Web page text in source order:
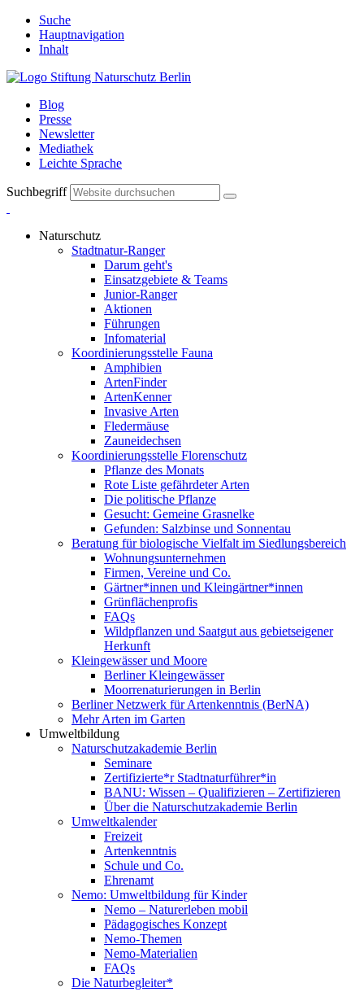
Suche
Hauptnavigation
Inhalt
Blog
Presse
Newsletter
Mediathek
Leichte Sprache
Suchbegriff
Naturschutz
Stadtnatur-Ranger
Darum geht's
Einsatzgebiete & Teams
Junior-Ranger
Aktionen
Führungen
Infomaterial
Koordinierungsstelle Fauna
Amphibien
ArtenFinder
ArtenKenner
Invasive Arten
Fledermäuse
Zauneidechsen
Koordinierungsstelle Florenschutz
Pflanze des Monats
Rote Liste gefährdeter Arten
Die politische Pflanze
Gesucht: Gemeine Grasnelke
Gefunden: Salzbinse und Sonnentau
Beratung für biologische Vielfalt im Siedlungsbereich
Wohnungsunternehmen
Firmen, Vereine und Co.
Gärtner*innen und Kleingärtner*innen
Grünflächenprofis
FAQs
Wildpflanzen und Saatgut aus gebietseigener
Herkunft
Kleingewässer und Moore
Berliner Kleingewässer
Moorrenaturierungen in Berlin
Berliner Netzwerk für Artenkenntnis (BerNA)
Mehr Arten im Garten
Umweltbildung
Naturschutzakademie Berlin
Seminare
Zertifizierte*r Stadtnaturführer*in
BANU: Wissen – Qualifizieren – Zertifizieren
Über die Naturschutzakademie Berlin
Umweltkalender
Freizeit
Artenkenntnis
Schule und Co.
Ehrenamt
Nemo: Umweltbildung für Kinder
Nemo – Naturerleben mobil
Pädagogisches Konzept
Nemo-Themen
Nemo-Materialien
FAQs
Die Naturbegleiter*